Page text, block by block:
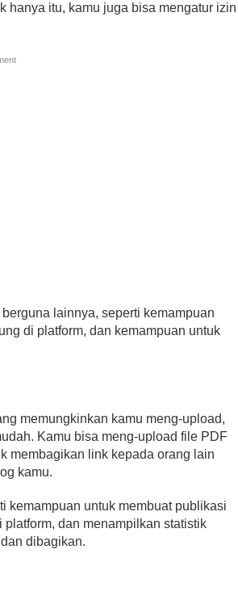
hanya itu, kamu juga bisa mengatur izin
lainnya, seperti kemampuan
di platform, dan kemampuan untuk
memungkinkan kamu meng-upload,
Kamu bisa meng-upload file PDF
membagikan link kepada orang lain
kamu.
kemampuan untuk membuat publikasi
dan menampilkan statistik
dibagikan.